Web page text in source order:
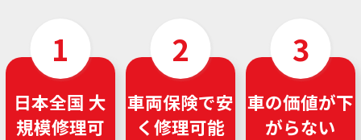
日本全国 大
規模修理可
車両保険で安
く修理可能
車の価値が下
がらない